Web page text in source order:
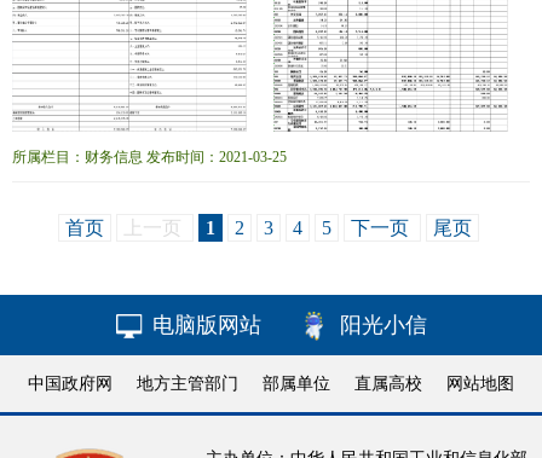
所属栏目：财务信息 发布时间：2021-03-25
首页 上一页 1 2 3 4 5 下一页 尾页
电脑版网站 阳光小信
中国政府网 地方主管部门 部属单位 直属高校 网站地图